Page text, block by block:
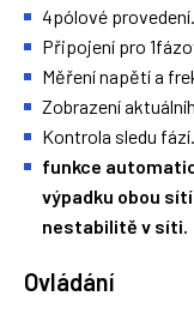
4pólové provedení.
Připojení pro
Měření napětí a
Zobrazení
Kontrola sledu fází.
funkce
výpadku obou
nestabilitě v síti.
Ovládání